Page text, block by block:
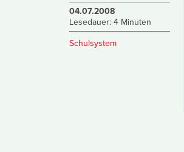
04.07.2008
Lesedauer: 4 Minuten
Schulsystem